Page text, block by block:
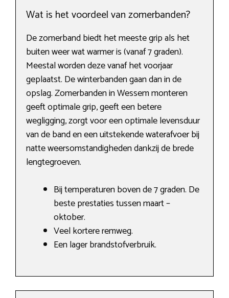
Wat is het voordeel van zomerbanden?
De zomerband biedt het meeste grip als het
buiten weer wat warmer is (vanaf 7 graden).
Meestal worden deze vanaf het voorjaar
geplaatst. De winterbanden gaan dan in de
opslag. Zomerbanden in Wessem monteren
geeft optimale grip, geeft een betere
wegligging, zorgt voor een optimale levensduur
van de band en een uitstekende waterafvoer bij
natte weersomstandigheden dankzij de brede
lengtegroeven.
Bij temperaturen boven de 7 graden. De
beste prestaties tussen maart –
oktober.
Veel kortere remweg.
Een lager brandstofverbruik.